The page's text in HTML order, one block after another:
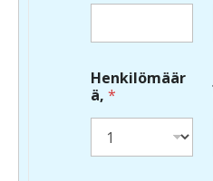
Henkilömäär
ä, *